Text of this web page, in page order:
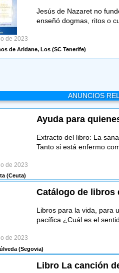
Jesús de Nazaret no
enseñó dogmas, ritos o
de 2023
de Aridane, Los(SC Tenerife)
ANUNCIOS
Ayuda para
Extracto del libro: La
Tanto si está enfermo
de 2023
(Ceuta)
Catálogo de libros
Libros para la vida, para
pacífica ¿Cuál es el
de 2023
(Segovia)
Libro La canción